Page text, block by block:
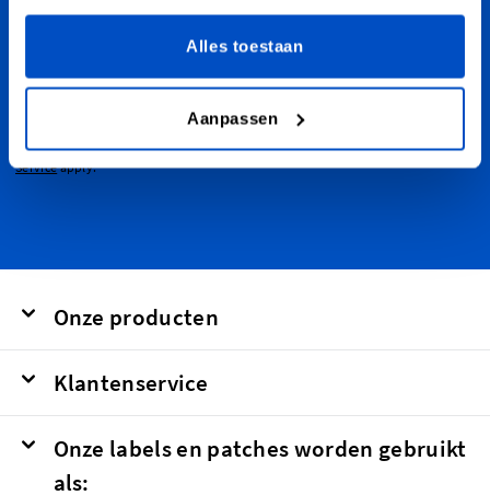
Alles toestaan
Aanpassen
Meld je aan voor onze nieuwsbrief, marketing- en
E-mailadres
Verstuur
This form is protected by reCAPTCHA - theGoogle Privacy PolicyandTerms of
Serviceapply.
Onze producten
Klantenservice
Onze labels en patches worden gebruikt
als: